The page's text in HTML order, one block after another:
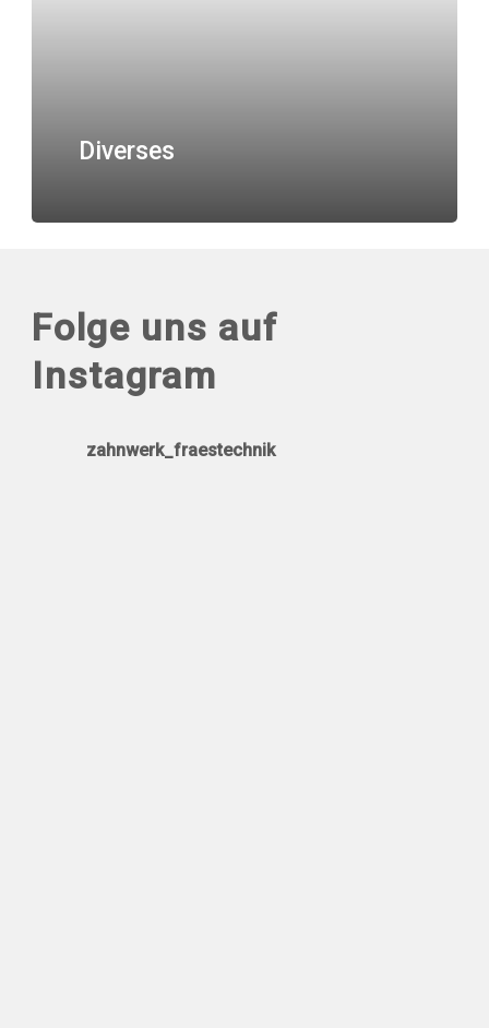
Diverses
Folge uns auf
Instagram
zahnwerk_fraestechnik